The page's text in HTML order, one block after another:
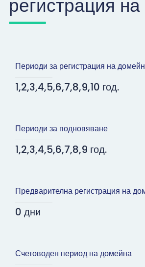
регистрация
Периоди за регистрация на домейн
1,2,3,4,5,6,7,8,9,10 год.
Периоди за подновяване
1,2,3,4,5,6,7,8,9 год.
Предварителна регистрация на
0 дни
Счетоводен период на домейна